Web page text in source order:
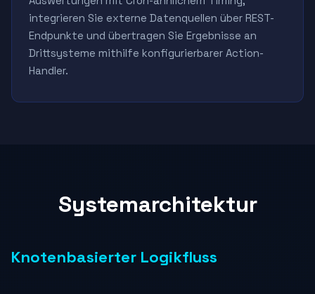
integrieren Sie externe Datenquellen über REST-
Endpunkte und übertragen Sie Ergebnisse an
Drittsysteme mithilfe konfigurierbarer Action-
Handler.
Systemarchitektur
Knotenbasierter Logikfluss